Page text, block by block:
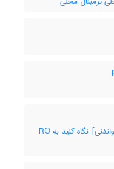
[پایانه فقط خواندنی ، ترمینال فقط خواندنی] نگاه کنید به ‎ RO